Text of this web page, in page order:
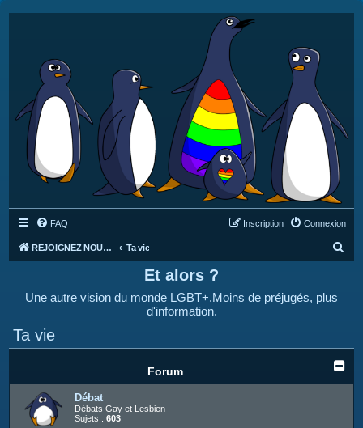
FAQ Connexion
Inscription
REJOIGNEZ NOUS SUR DISCORD : https://discord.gg/4C2Bvub Ta vie
h
Et alors ?
Une autre vision du monde LGBT+.Moins de préjugés, plus
d'information.
Ta vie
Forum
Débat
Débats Gay et Lesbien
Sujets : 603